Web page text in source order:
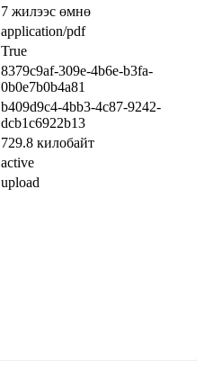
7 жилээс өмнө
application/pdf
True
8379c9af-309e-4b6e-b3fa-
0b0e7b0b4a81
b409d9c4-4bb3-4c87-9242-
dcb1c6922b13
729.8 килобайт
active
upload